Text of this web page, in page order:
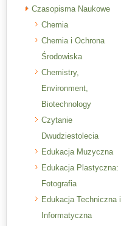
Czasopisma Naukowe
Chemia
Chemia i Ochrona
Środowiska
Chemistry,
Environment,
Biotechnology
Czytanie
Dwudziestolecia
Edukacja Muzyczna
Edukacja Plastyczna:
Fotografia
Edukacja Techniczna i
Informatyczna